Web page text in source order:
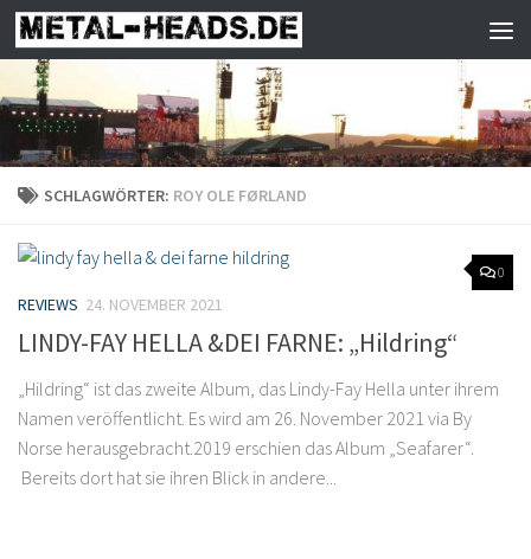
Zum Inhalt springen
SCHLAGWÖRTER: ROY OLE FØRLAND
0
REVIEWS 24. NOVEMBER 2021
LINDY-FAY HELLA &DEI FARNE: „Hildring“
„Hildring“ ist das zweite Album, das Lindy-Fay Hella unter ihrem
Namen veröffentlicht. Es wird am 26. November 2021 via By
Norse herausgebracht.2019 erschien das Album „Seafarer“.
Bereits dort hat sie ihren Blick in andere...